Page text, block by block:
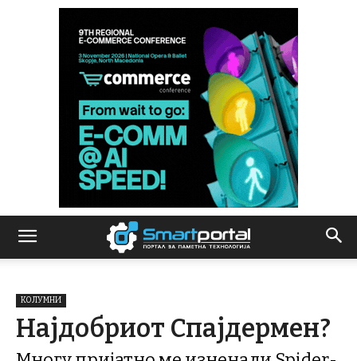
КОЛУМНИ
Најдобриот Спајдермен?